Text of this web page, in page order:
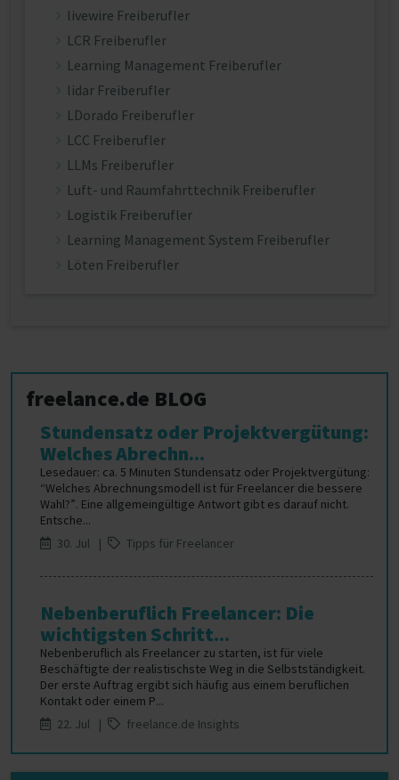
livewire Freiberufler
LCR Freiberufler
Learning Management Freiberufler
lidar Freiberufler
LDorado Freiberufler
LCC Freiberufler
LLMs Freiberufler
Luft- und Raumfahrttechnik Freiberufler
Logistik Freiberufler
Learning Management System Freiberufler
Löten Freiberufler
freelance.de BLOG
Stundensatz oder Projektvergütung:
Welches Abrechn...
Lesedauer: ca. 5 Minuten Stundensatz oder Projektvergütung:
“Welches Abrechnungsmodell ist für Freelancer die bessere
Wahl?”. Eine allgemeingültige Antwort gibt es darauf nicht.
Entsche...
30. Jul |
Tipps für Freelancer
Nebenberuflich Freelancer: Die
wichtigsten Schritt...
Nebenberuflich als Freelancer zu starten, ist für viele
Beschäftigte der realistischste Weg in die Selbstständigkeit.
Der erste Auftrag ergibt sich häufig aus einem beruflichen
Kontakt oder einem P...
22. Jul |
freelance.de Insights